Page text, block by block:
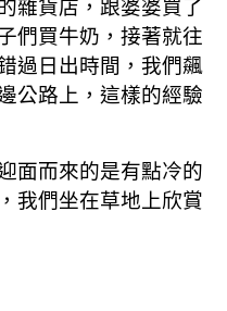
雜貨店，跟婆婆買了
們買牛奶，接著就往
過日出時間，我們飆
公路上，這樣的經驗
面而來的是有點冷的
我們坐在草地上欣賞